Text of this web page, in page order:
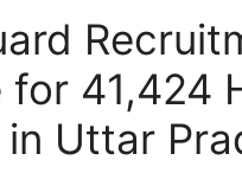
for 41,424
Uttar